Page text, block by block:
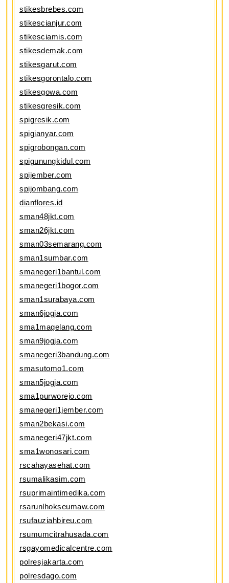
stikesbrebes.com
stikescianjur.com
stikesciamis.com
stikesdemak.com
stikesgarut.com
stikesgorontalo.com
stikesgowa.com
stikesgresik.com
spigresik.com
spigianyar.com
spigrobongan.com
spigunungkidul.com
spijember.com
spijombang.com
dianflores.id
sman48jkt.com
sman26jkt.com
sman03semarang.com
sman1sumbar.com
smanegeri1bantul.com
smanegeri1bogor.com
sman1surabaya.com
sman6jogja.com
sma1magelang.com
sman9jogja.com
smanegeri3bandung.com
smasutomo1.com
sman5jogja.com
sma1purworejo.com
smanegeri1jember.com
sman2bekasi.com
smanegeri47jkt.com
sma1wonosari.com
rscahayasehat.com
rsumalikasim.com
rsuprimaintimedika.com
rsarunlhokseumaw.com
rsufauziahbireu.com
rsumumcitrahusada.com
rsgayomedicalcentre.com
polresjakarta.com
polresdago.com